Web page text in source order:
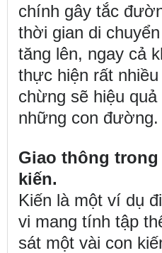
chính gây tắc
thời gian di
tăng lên, ngay cả
thực hiện rất
chừng sẽ hiệu
những con đường.
Giao thông
kiến.
Kiến là một ví dụ
vi mang tính tập
sát một vài con